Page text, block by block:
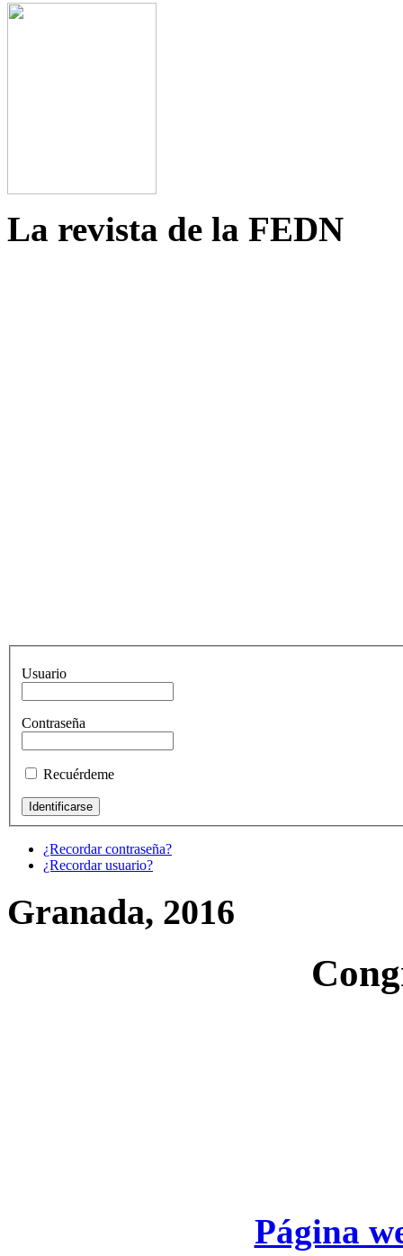
La revista de la FEDN
Usuario
Contraseña
Recuérdeme
¿Recordar contraseña?
¿Recordar usuario?
Granada, 2016
Página